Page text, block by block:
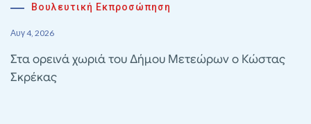
Βουλευτική Εκπροσώπηση
Αυγ 4, 2026
Στα ορεινά χωριά του Δήμου Μετεώρων ο Κώστας
Σκρέκας